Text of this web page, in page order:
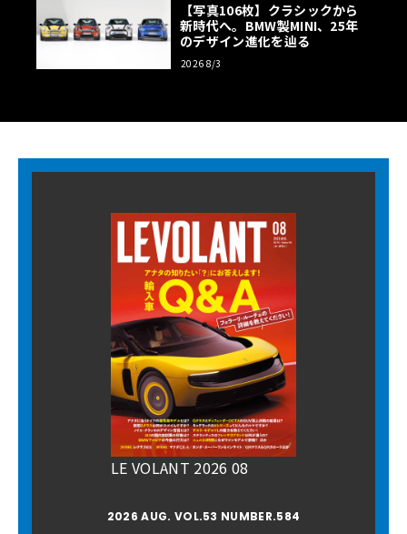
【写真106枚】クラシックから
新時代へ。BMW製MINI、25年
のデザイン進化を辿る
2026 8/3
LE VOLANT 2026 08
2026 AUG. VOL.53 NUMBER.584